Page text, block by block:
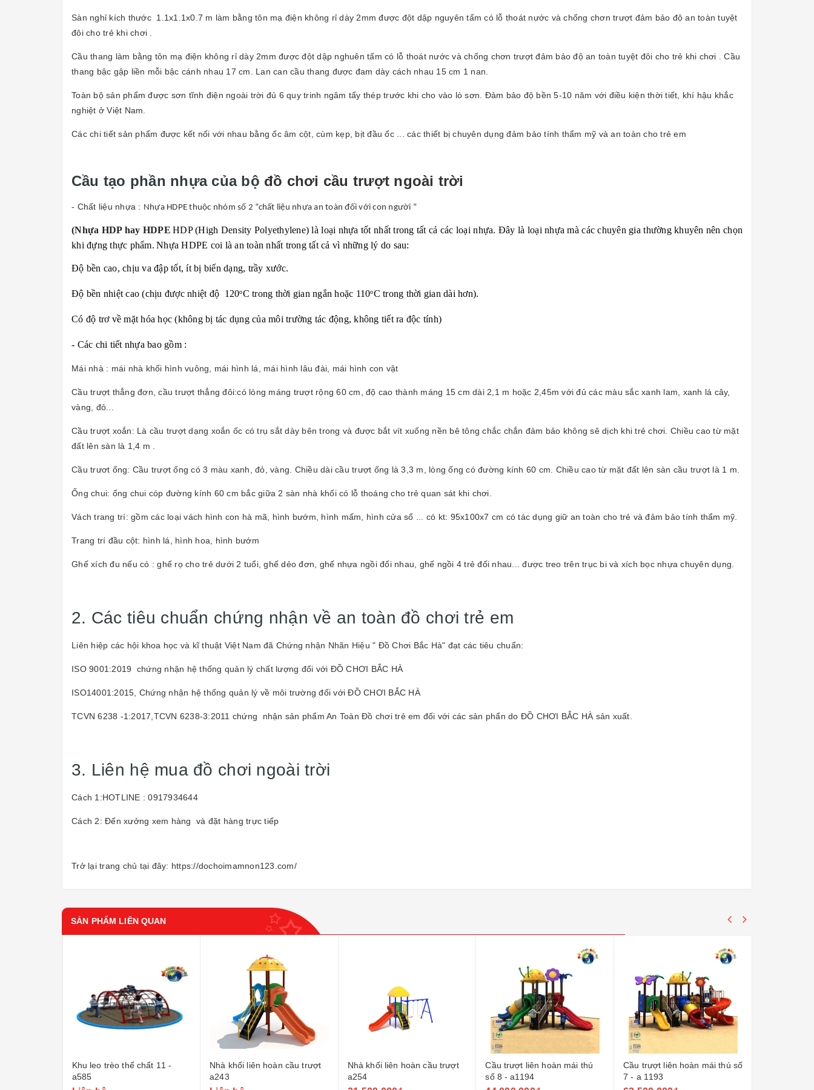
Sàn nghỉ kích thước 1.1x1.1x0.7 m làm bằng tôn mạ điện không rỉ dày 2mm được đột dập nguyên tấm có lỗ thoát nước và chống chơn trượt đảm bảo độ an toàn tuyệt
đôi cho trẻ khi chơi .
Cầu thang làm bằng tôn mạ điện không rỉ dày 2mm được đột dập nghuên tấm có lỗ thoát nước và chống chơn trượt đảm bảo độ an toàn tuyệt đôi cho trẻ khi chơi . Cầu
thang bậc gập liền mỗi bậc cánh nhau 17 cm. Lan can cầu thang được đam dày cách nhau 15 cm 1 nan.
Toàn bộ sản phẩm được sơn tĩnh điện ngoài trời đủ 6 quy trinh ngâm tẩy thép trước khi cho vào lò sơn. Đảm bảo độ bền 5-10 năm với điều kiện thời tiết, khí hậu khắc
nghiệt ở Việt Nam.
Các chi tiết sản phẩm được kết nối với nhau bằng ốc âm cột, cùm kẹp, bịt đầu ốc ... các thiết bị chuyên dụng đảm bảo tính thẩm mỹ và an toàn cho trẻ em
Cầu tạo phần nhựa của bộ đồ chơi cầu trượt ngoài trời
- Chất liệu nhựa : Nhựa HDPE thuộc nhóm số 2 “chất liệu nhựa an toàn đối với con người “
(Nhựa HDP hay HDPE HDP (High Density Polyethylene) là loại nhựa tốt nhất trong tất cả các loại nhựa. Đây là loại nhựa mà các chuyên gia thường khuyên nên chọn
khi đựng thực phẩm. Nhựa HDPE coi là an toàn nhất trong tất cả vì những lý do sau:
Độ bền cao, chịu va đập tốt, ít bị biến dạng, trầy xước.
Độ bền nhiệt cao (chịu được nhiệt độ 120oC trong thời gian ngắn hoặc 110oC trong thời gian dài hơn).
Có độ trơ về mặt hóa học (không bị tác dụng của môi trường tác động, không tiết ra độc tính)
- Các chi tiết nhựa bao gồm :
Mái nhà : mái nhà khối hình vuông, mái hình lá, mái hình lâu đài, mái hình con vật
Cầu trượt thẳng đơn, cầu trượt thẳng đôi:có lòng máng trượt rộng 60 cm, độ cao thành máng 15 cm dài 2,1 m hoặc 2,45m với đủ các màu sắc xanh lam, xanh lá cây,
vàng, đỏ...
Cầu trượt xoắn: Là cầu trượt dạng xoắn ốc có trụ sắt dày bên trong và được bắt vít xuống nền bê tông chắc chắn đảm bảo không sê dịch khi trẻ chơi. Chiều cao từ mặt
đất lên sàn là 1,4 m .
Cầu trươt ống: Cầu trượt ống có 3 màu xanh, đỏ, vàng. Chiều dài cầu trượt ống là 3,3 m, lòng ống có đường kính 60 cm. Chiều cao từ mặt đất lên sàn cầu trượt là 1 m.
Ống chui: ống chui cóp đường kính 60 cm bắc giữa 2 sàn nhà khối có lỗ thoáng cho trẻ quan sát khi chơi.
Vách trang trí: gồm các loại vách hình con hà mã, hình bướm, hình mấm, hình cửa sổ ... có kt: 95x100x7 cm có tác dụng giữ an toàn cho trẻ và đảm bảo tính thẩm mỹ.
Trang trí đầu cột: hình lá, hình hoa, hình bướm
Ghế xích đu nếu có : ghế rọ cho trẻ dưới 2 tuổi, ghế dẻo đơn, ghế nhựa ngồi đối nhau, ghế ngồi 4 trẻ đối nhau... được treo trên trục bi và xích bọc nhựa chuyên dụng.
2. Các tiêu chuẩn chứng nhận về an toàn đồ chơi trẻ em
Liên hiệp các hội khoa học và kĩ thuật Việt Nam đã Chứng nhận Nhãn Hiệu " Đồ Chơi Bắc Hà" đạt các tiêu chuẩn:
ISO 9001:2019 chứng nhận hệ thống quản lý chất lượng đối với ĐỒ CHƠI BẮC HÀ
ISO14001:2015, Chứng nhận hệ thống quản lý về môi trường đối với ĐỒ CHƠI BẮC HÀ
TCVN 6238 -1:2017,TCVN 6238-3:2011 chứng nhận sản phẩm An Toàn Đồ chơi trẻ em đối với các sản phẩn do ĐỒ CHƠI BẮC HÀ sản xuất.
3. Liên hệ mua đồ chơi ngoài trời
Cách 1:HOTLINE : 0917934644
Cách 2: Đến xưởng xem hàng và đặt hàng trực tiếp
Trở lại trang chủ tại đây: https://dochoimamnon123.com/
SẢN PHẨM LIÊN QUAN
Khu leo trèo thể chất 11 -
a585
Nhà khối liên hoàn cầu trượt
a243
Nhà khối liên hoàn cầu trượt
a254
Cầu trượt liên hoàn mái thú
số 8 - a1194
Cầu trượt liên hoàn mái thú số
7 - a 1193